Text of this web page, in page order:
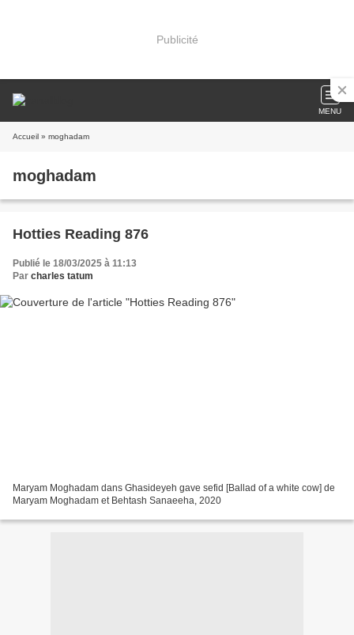
Publicité
MENU
Accueil » moghadam
moghadam
Hotties Reading 876
Publié le 18/03/2025 à 11:13
Par charles tatum
Maryam Moghadam dans Ghasideyeh gave sefid [Ballad of a white cow] de
Maryam Moghadam et Behtash Sanaeeha, 2020